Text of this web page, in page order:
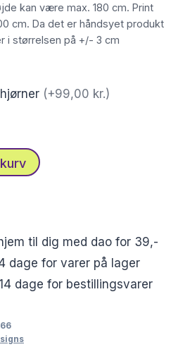
kan være max. 180 cm. Print
cm. Da det er håndsyet produkt
i størrelsen på +/- 3 cm
(+99,00 kr.)
til dig med dao for 39,-
dage for varer på lager
dage for bestillingsvarer